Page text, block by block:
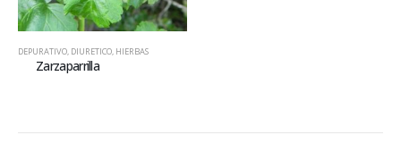
DEPURATIVO, DIURETICO, HIERBAS
Zarzaparrilla